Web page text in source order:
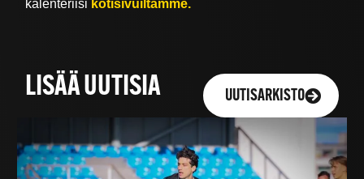
kalenteriisi kotisivuiltamme.
LISÄÄ UUTISIA UUTISARKISTO